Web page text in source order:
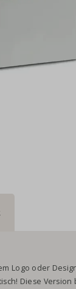
Logo oder
Diese